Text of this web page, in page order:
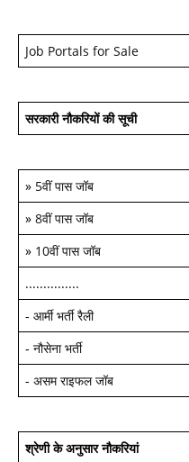
Job Portals for Sale
सरकारी नौकरियों की सूची
» 5वीं पास जॉब
» 8वीं पास जॉब
» 10वीं पास जॉब
...............
- आर्मी भर्ती रैली
- नौसेना भर्ती
- असम राइफल जॉब
श्रेणी के अनुसार नौकरियां